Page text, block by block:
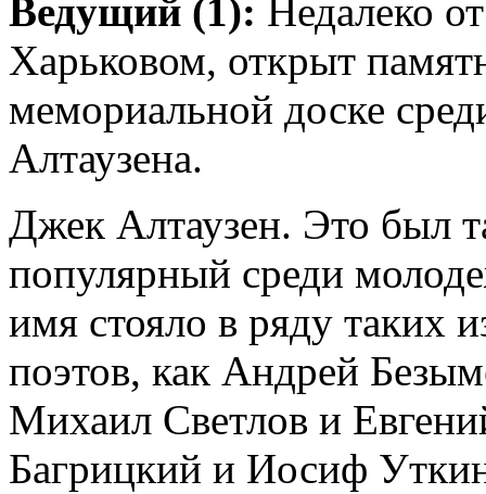
Ведущий (1): Недалеко
Харьковом, открыт
мемориальной доске
Алтаузена.
Джек Алтаузен. Это был
популярный среди
имя стояло в ряду таких
поэтов, как Андрей
Михаил Светлов и
Багрицкий и Иосиф